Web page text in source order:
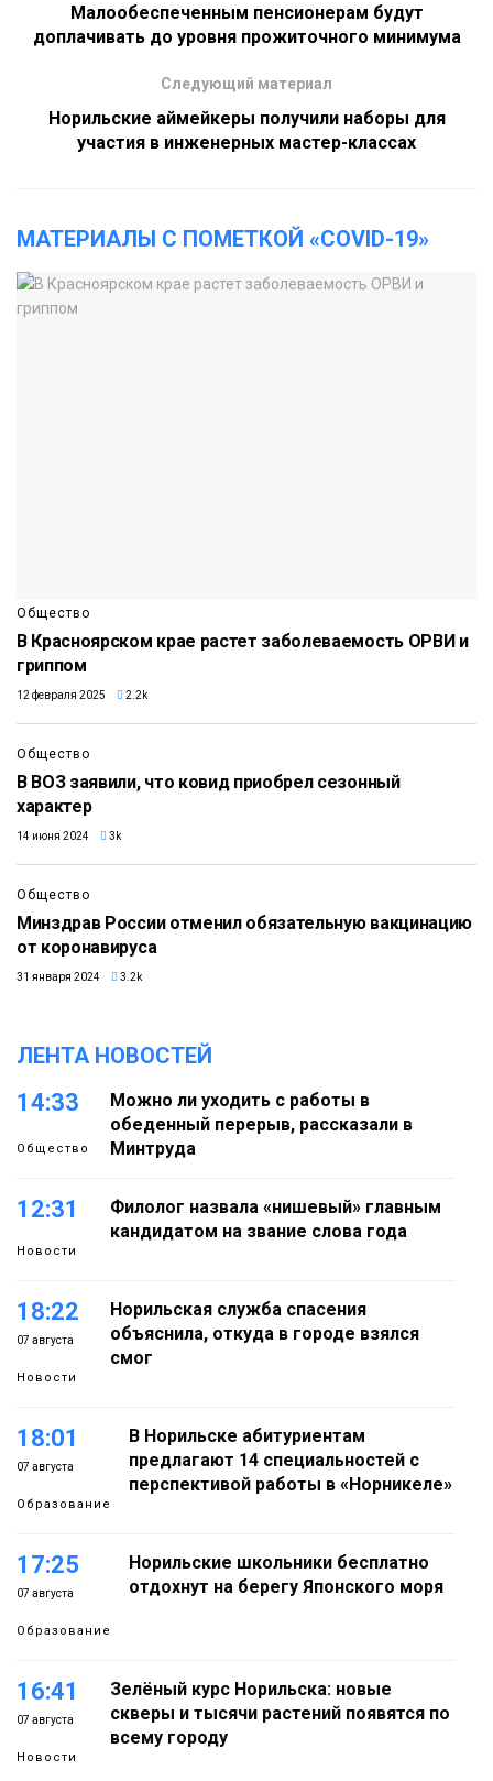
Малообеспеченным пенсионерам будут
доплачивать до уровня прожиточного минимума
Следующий материал
Норильские аймейкеры получили наборы для
участия в инженерных мастер-классах
МАТЕРИАЛЫ С ПОМЕТКОЙ «COVID-19»
Общество
В Красноярском крае растет заболеваемость ОРВИ и
гриппом
12 февраля 2025 2.2k
Общество
В ВОЗ заявили, что ковид приобрел сезонный
характер
14 июня 2024 3k
Общество
Минздрав России отменил обязательную вакцинацию
от коронавируса
31 января 2024 3.2k
ЛЕНТА НОВОСТЕЙ
14:33
Общество
Можно ли уходить с работы в
обеденный перерыв, рассказали в
Минтруда
12:31
Новости
Филолог назвала «нишевый» главным
кандидатом на звание слова года
18:22
07 августа
Новости
Норильская служба спасения
объяснила, откуда в городе взялся
смог
18:01
07 августа
Образование
В Норильске абитуриентам
предлагают 14 специальностей с
перспективой работы в «Норникеле»
17:25
07 августа
Образование
Норильские школьники бесплатно
отдохнут на берегу Японского моря
16:41
07 августа
Новости
Зелёный курс Норильска: новые
скверы и тысячи растений появятся по
всему городу